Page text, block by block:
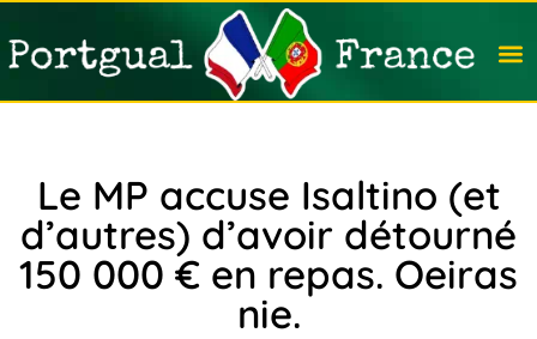
Le MP accuse Isaltino (et
d’autres) d’avoir détourné
150 000 € en repas. Oeiras
nie.